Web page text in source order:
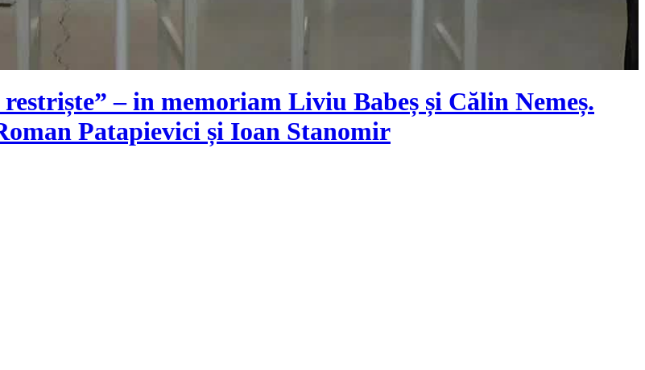
– in memoriam Liviu Babeș și Călin Nemeș.
Patapievici și Ioan Stanomir